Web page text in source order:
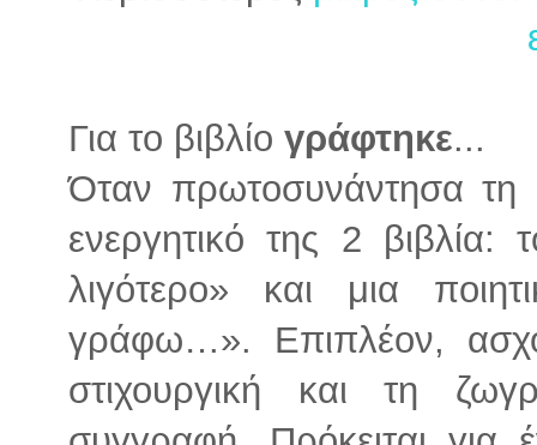
Για το βιβλίο γράφτηκε...
Όταν πρωτοσυνάντησα τη
ενεργητικό της 2
λιγότερο» και μια
γράφω…». Επιπλέον,
στιχουργική και τη